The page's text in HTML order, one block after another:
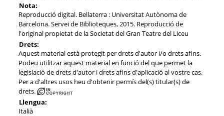
Nota:
Reproducció digital. Bellaterra : Universitat Autònoma de
Barcelona. Servei de Biblioteques, 2015. Reproducció de
l'original propietat de la Societat del Gran Teatre del Liceu
Drets:
Aquest material està protegit per drets d'autor i/o drets afins.
Podeu utilitzar aquest material en funció del que permet la
legislació de drets d'autor i drets afins d'aplicació al vostre cas.
Per a d'altres usos heu d'obtenir permís del(s) titular(s) de
drets.
Llengua:
Italià